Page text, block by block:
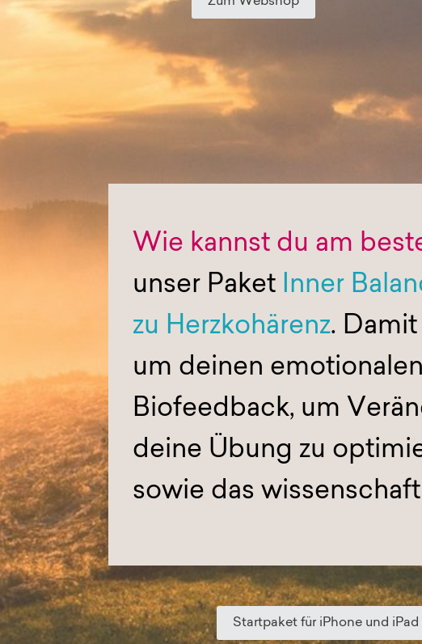
Wie kannst du am
unser Paket Inner
zu Herzkohärenz.
um deinen
Biofeedback, um
deine Übung zu
sowie das
Startpaket für iPhone und iPad